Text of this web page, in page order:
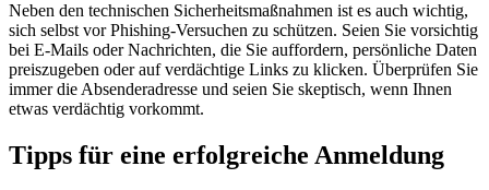
Neben den technischen Sicherheitsmaßnahmen ist es auch wichtig,
sich selbst vor Phishing-Versuchen zu schützen. Seien Sie vorsichtig
bei E-Mails oder Nachrichten, die Sie auffordern, persönliche Daten
preiszugeben oder auf verdächtige Links zu klicken. Überprüfen Sie
immer die Absenderadresse und seien Sie skeptisch, wenn Ihnen
etwas verdächtig vorkommt.
Tipps für eine erfolgreiche Anmeldung